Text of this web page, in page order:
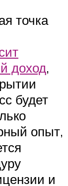
точка
доход,
будет
опыт,
и